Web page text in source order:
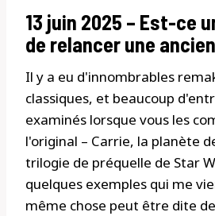
13 juin 2025 – Est-ce
de relancer une
Il y a eu d'innombrables
classiques, et beaucoup
examinés lorsque vous les
l'original – Carrie, la planète
trilogie de préquelle de Star
quelques exemples qui me
même chose peut être dite